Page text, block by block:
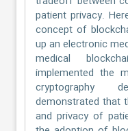
patient privacy.
concept of
up an electronic
medical
implemented the
cryptography
demonstrated that
and privacy of